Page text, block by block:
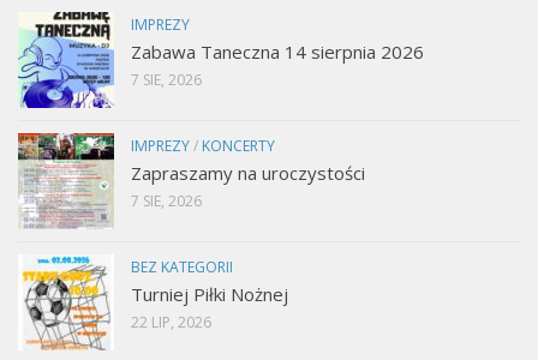
IMPREZY
Zabawa Taneczna 14 sierpnia 2026
7 SIE, 2026
IMPREZY/ KONCERTY
Zapraszamy na uroczystości
7 SIE, 2026
BEZ KATEGORII
Turniej Piłki Nożnej
22 LIP, 2026